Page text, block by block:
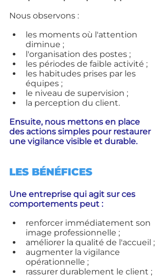
Nous observons :
les moments où l'attention
diminue ;
l'organisation des postes ;
les périodes de faible activité ;
les habitudes prises par les
équipes ;
le niveau de supervision ;
la perception du client.
Ensuite, nous mettons en place
des actions simples pour restaurer
une vigilance visible et durable.
LES BÉNÉFICES
Une entreprise qui agit sur ces
comportements peut :
renforcer immédiatement son
image professionnelle ;
améliorer la qualité de l'accueil ;
augmenter la vigilance
opérationnelle ;
rassurer durablement le client ;